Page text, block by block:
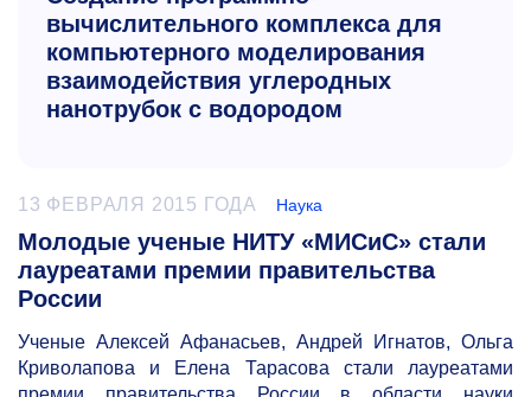
вычислительного комплекса для
компьютерного моделирования
взаимодействия углеродных
нанотрубок с водородом
13 ФЕВРАЛЯ 2015 ГОДА Наука
Молодые ученые НИТУ «МИСиС» стали
лауреатами премии правительства
России
Ученые Алексей Афанасьев, Андрей Игнатов, Ольга
Криволапова и Елена Тарасова стали лауреатами